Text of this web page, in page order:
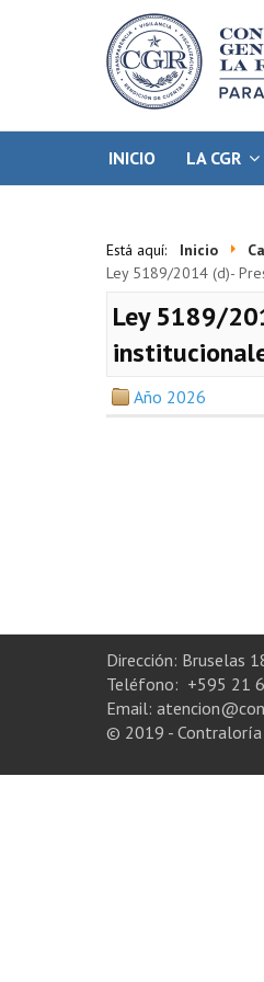
INICIO LA CGR
Está aquí: Inicio
Ley 5189/2014 (d)-
Ley 5189/
Año 2026
Dirección: Bruselas
Teléfono: +595 21
Email:
© 2019 - Contraloría